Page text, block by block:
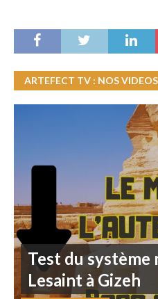
ARTEFECT TV : NOS VIDEOS
Test du système
Lesaint à Gizeh